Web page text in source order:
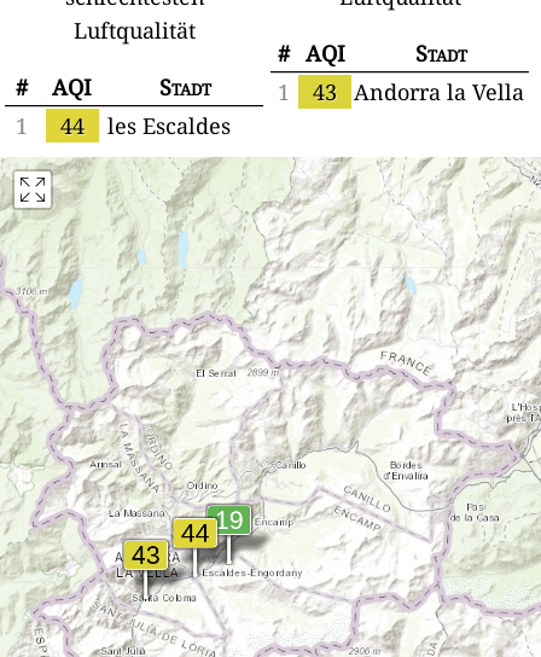
Luftqualität
#
AQI
Stadt
1
44 les Escaldes
# AQI
Stadt
1
43 Andorra la Vella